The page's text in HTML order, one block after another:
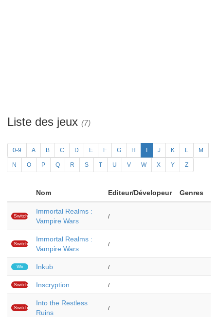
Liste des jeux (7)
0-9 A B C D E F G H J K L M
N O P Q R S T U V W X Y Z
Nom Editeur/Dévelopeur Genres
Switch
Immortal Realms :
Vampire Wars
/
Switch
Immortal Realms :
Vampire Wars
/
Wii Inkub /
Switch Inscryption /
Switch
Into the Restless
Ruins
/